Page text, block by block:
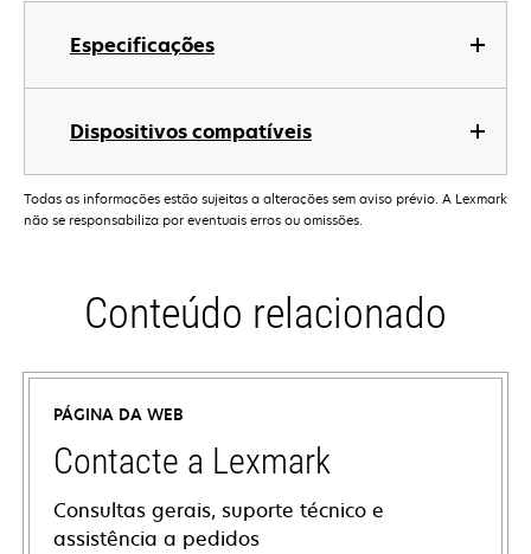
Especificações
Dispositivos compatíveis
Todas as informações estão sujeitas a alterações sem aviso prévio. A Lexmark
não se responsabiliza por eventuais erros ou omissões.
Conteúdo relacionado
PÁGINA DA WEB
Contacte a Lexmark
Consultas gerais, suporte técnico e
assistência a pedidos